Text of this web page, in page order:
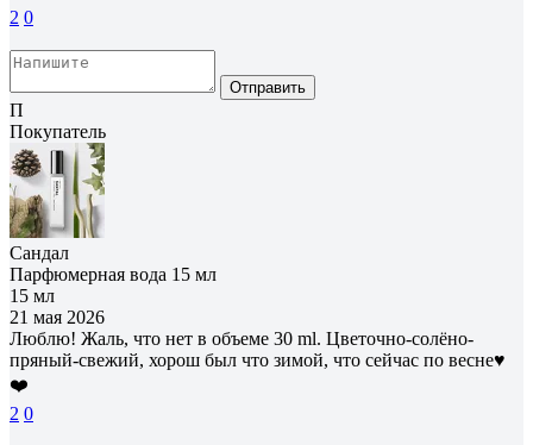
2 0
Отправить
П
Покупатель
Сандал
Парфюмерная вода 15 мл
15 мл
21 мая 2026
Люблю! Жаль, что нет в объеме 30 ml. Цветочно-солёно-
пряный-свежий, хорош был что зимой, что сейчас по весне♥️
❤️
2 0